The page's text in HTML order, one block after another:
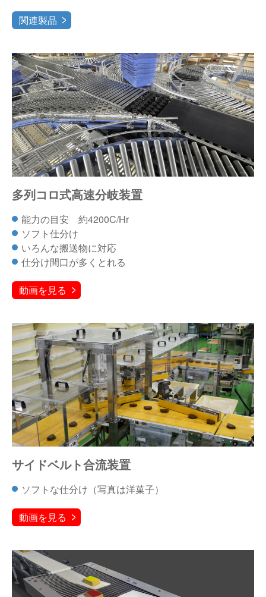
関連製品
多列コロ式高速分岐装置
能力の目安 約4200C/Hr
ソフト仕分け
いろんな搬送物に対応
仕分け間口が多くとれる
動画を見る
サイドベルト合流装置
ソフトな仕分け（写真は洋菓子）
動画を見る